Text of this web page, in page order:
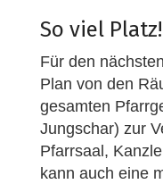
So viel Platz!
Für den
Plan von den
gesamten
Jungschar) zur
Pfarrsaal,
kann auch eine